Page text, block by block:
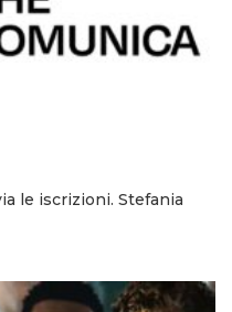
le iscrizioni. Stefania